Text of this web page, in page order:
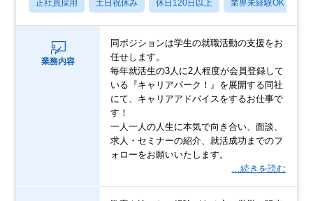
正社員採用 土日祝休み 休日120日以上 業界未経験OK
業務内容
同ポジションは学生の就職活動の支援をお
任せします。
毎年就活生の3人に2人程度が会員登録して
いる『キャリアパーク！』を展開する同社
にて、キャリアアドバイスをするお仕事で
す！
一人一人の人生に本気で向き合い、面談、
求人・セミナーの紹介、就活成功までのフ
ォローをお願いいたします。
…続きを読む